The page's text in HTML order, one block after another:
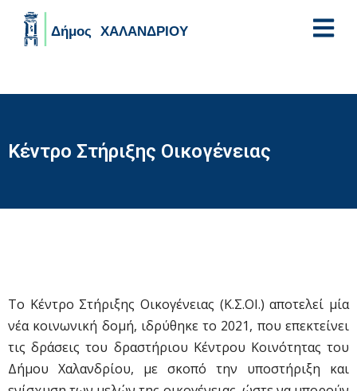
Κέντρο Στήριξης Οικογένειας
Το Κέντρο Στήριξης Οικογένειας (Κ.Σ.ΟΙ.) αποτελεί μία
νέα κοινωνική δομή, ιδρύθηκε το 2021, που επεκτείνει
τις δράσεις του δραστήριου Κέντρου Κοινότητας του
Δήμου Χαλανδρίου, με σκοπό την υποστήριξη και